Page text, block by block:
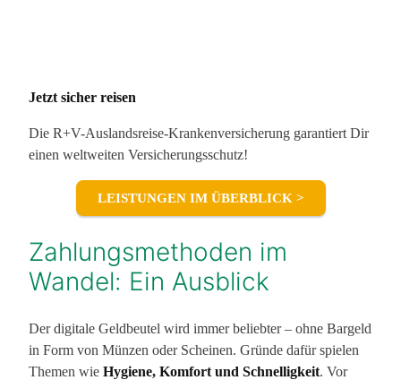
Jetzt sicher reisen
Die R+V-Auslandsreise-Krankenversicherung garantiert Dir
einen weltweiten Versicherungsschutz!
LEISTUNGEN IM ÜBERBLICK >
Zahlungsmethoden im
Wandel: Ein Ausblick
Der digitale Geldbeutel wird immer beliebter – ohne Bargeld
in Form von Münzen oder Scheinen. Gründe dafür spielen
Themen wie Hygiene, Komfort und Schnelligkeit. Vor